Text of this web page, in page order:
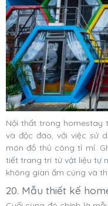
Nội thất trong homestay
và độc đáo, với việc sử
món đồ thủ công tỉ mỉ.
tiết trang trí từ vật liệu tự
không gian ấm cúng và
20. Mẫu thiết kế